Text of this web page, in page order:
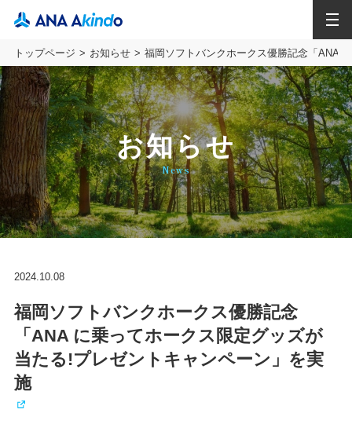
トップページ お知らせ 福岡ソフトバンクホークス優勝記念「ANA
お知らせ
News
2024.10.08
福岡ソフトバンクホークス優勝記念
「ANA に乗ってホークス限定グッズが
当たる!プレゼントキャンペーン」を実
施